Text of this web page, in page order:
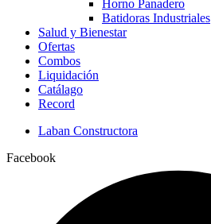
Horno Panadero
Batidoras Industriales
Salud y Bienestar
Ofertas
Combos
Liquidación
Catálago
Record
Laban Constructora
Facebook